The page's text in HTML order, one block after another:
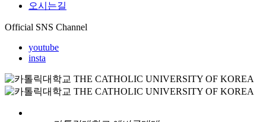
오시는길
Official SNS Channel
youtube
insta